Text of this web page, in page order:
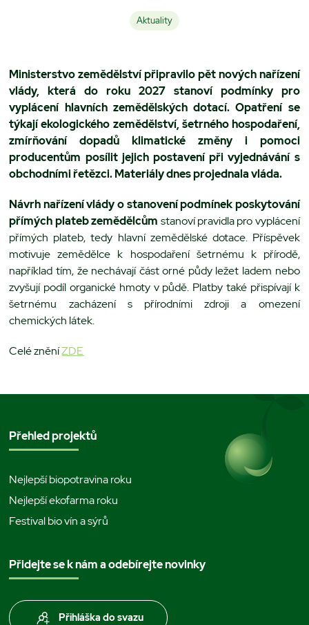
Aktuality
Ministerstvo zemědělství připravilo pět nových nařízení
vlády, která do roku 2027 stanoví podmínky pro
vyplácení hlavních zemědělských dotací. Opatření se
týkají ekologického zemědělství, šetrného hospodaření,
zmírňování dopadů klimatické změny i pomoci
producentům posílit jejich postavení při vyjednávání s
obchodními řetězci. Materiály dnes projednala vláda.
Návrh nařízení vlády o stanovení podmínek poskytování
přímých plateb zemědělcům stanoví pravidla pro vyplácení
přímých plateb, tedy hlavní zemědělské dotace. Příspěvek
motivuje zemědělce k hospodaření šetrnému k přírodě,
například tím, že nechávají část orné půdy ležet ladem nebo
zvyšují podíl organické hmoty v půdě. Platby také přispívají k
šetrnému zacházení s přírodními zdroji a omezení
chemických látek.
Celé zněníZDE
Přehled projektů
Nejlepší biopotravina roku
Nejlepší ekofarma roku
Festival bio vín a sýrů
Přidejte se k nám a odebírejte novinky
Přihláška do svazu